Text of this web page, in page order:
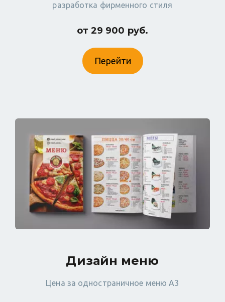
разработка фирменного стиля
от 29 900 руб.
Перейти
Дизайн меню
Цена за одностраничное меню А3